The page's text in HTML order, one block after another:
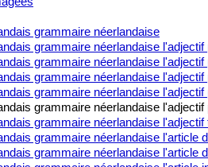
grammaire néerlandaise
grammaire néerlandaise
grammaire néerlandaise
grammaire néerlandaise
grammaire néerlandaise
grammaire néerlandaise
grammaire néerlandaise l'adjectif
grammaire néerlandaise l'article
grammaire néerlandaise l'article